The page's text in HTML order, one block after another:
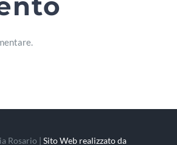
Rosario | Sito Web realizzato da